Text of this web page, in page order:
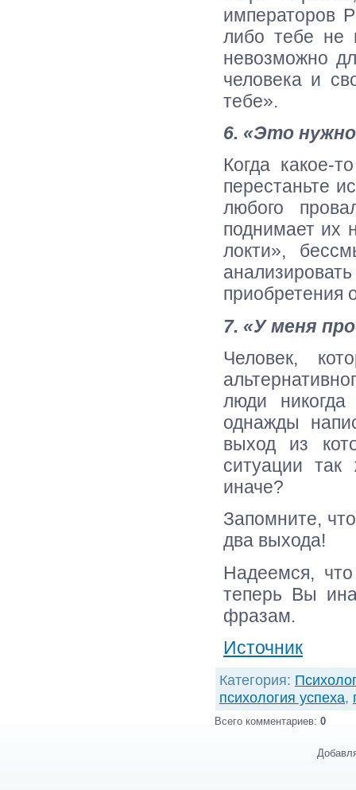
императоров
либо тебе
невозможно
человека и
тебе».
6. «Это
Когда какое-
перестаньте
любого
поднимает их
локти»,
приобретения
7. «У меня
Человек,
люди
однажды
выход из
ситуации
иначе?
Запомните,
два выхода!
Надеемся,
теперь Вы
фразам.
Источник
Категория:
психология успеха,
Всего комментариев: 0